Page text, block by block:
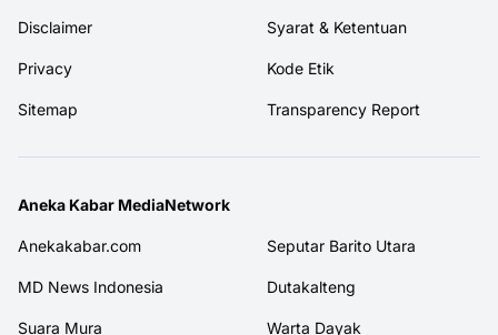
Disclaimer Syarat & Ketentuan
Privacy Kode Etik
Sitemap Transparency Report
Aneka Kabar MediaNetwork
Anekakabar.com Seputar Barito Utara
MD News Indonesia Dutakalteng
Suara Mura Warta Dayak